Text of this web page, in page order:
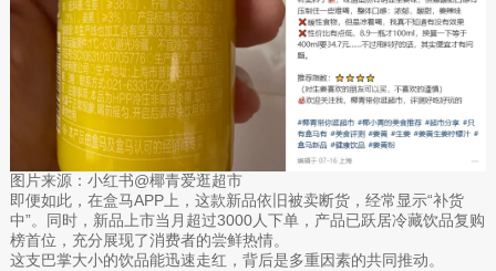
图片来源：小红书@椰青爱逛超市
即便如此，在盒马APP上，这款新品依旧被卖断货，经常显示“补货
中”。同时，新品上市当月超过3000人下单，产品已跃居冷藏饮品复购
榜首位，充分展现了消费者的尝鲜热情。
这支巴掌大小的饮品能迅速走红，背后是多重因素的共同推动。